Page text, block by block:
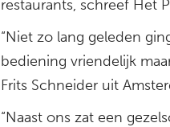
restaurants, schreef Het
“Niet zo lang geleden
bediening vriendelijk
Frits Schneider uit
“Naast ons zat een